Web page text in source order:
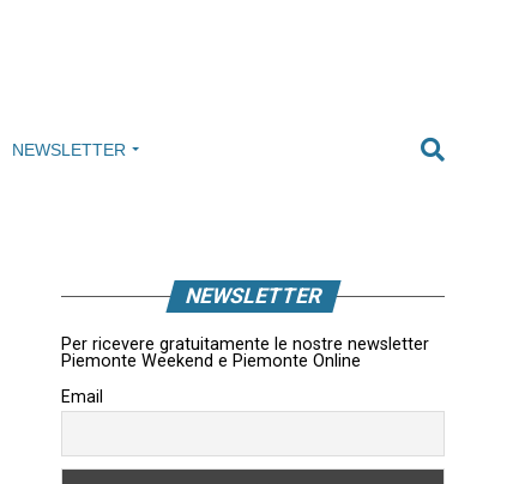
NEWSLETTER
NEWSLETTER
Per ricevere gratuitamente le nostre newsletter
Piemonte Weekend e Piemonte Online
Email